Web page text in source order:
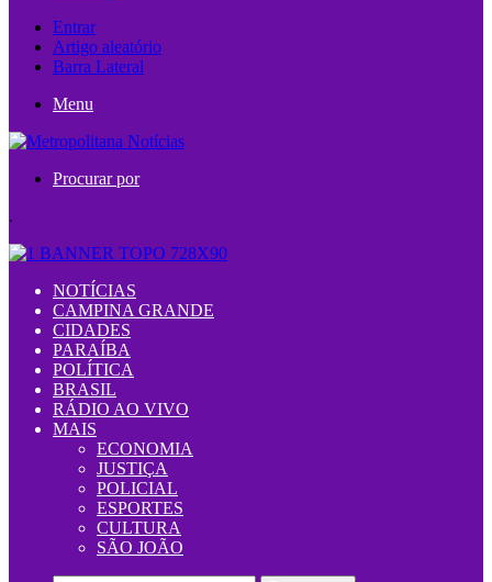
Entrar
Artigo aleatório
Barra Lateral
Menu
Procurar por
.
NOTÍCIAS
CAMPINA GRANDE
CIDADES
PARAÍBA
POLÍTICA
BRASIL
RÁDIO AO VIVO
MAIS
ECONOMIA
JUSTIÇA
POLICIAL
ESPORTES
CULTURA
SÃO JOÃO